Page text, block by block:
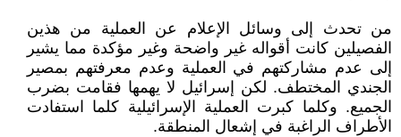
من تحدث إلى وسائل الإعلام عن العملية من هذين
الفصيلين كانت أقواله غير واضحة وغير مؤكدة مما يشير
إلى عدم مشاركتهم في العملية وعدم معرفتهم بمصير
الجندي المختطف. لكن إسرائيل لا يهمها فقامت بضرب
الجميع. وكلما كبرت العملية الإسرائيلية كلما استفادت
الأطراف الراغبة في إشعال المنطقة.